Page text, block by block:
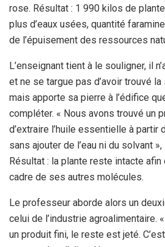
rose. Résultat : 1 990 kilos de
plus d’eaux usées, quantité
de l’épuisement des ressources
L’enseignant tient à le souligner, il
et ne se targue pas d’avoir trouvé
mais apporte sa pierre à l’édifice
compléter. « Nous avons trouvé un
d’extraire l’huile essentielle à partir
sans ajouter de l’eau ni du solvant
Résultat : la plante reste intacte
cadre de ses autres molécules.
Le professeur aborde alors un
celui de l’industrie agroalimentaire.
un produit fini, le reste est jeté.